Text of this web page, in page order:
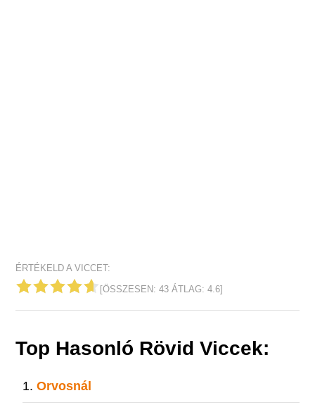
ÉRTÉKELD A VICCET:
[ÖSSZESEN:43 ÁTLAG:4.6]
Top Hasonló Rövid Viccek:
Orvosnál